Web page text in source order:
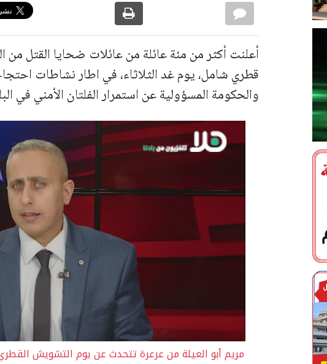
أعلنت أكثر من مئة عائلة من عائلات ضحايا القتل
قطري شامل، يوم غد الثلاثاء، في اطار نشاطات
والحكومة المسؤولية عن استمرار الفلتان الأمني في
مريم أبو العيلة من عرعرة تتحدث عن يوم التشويش